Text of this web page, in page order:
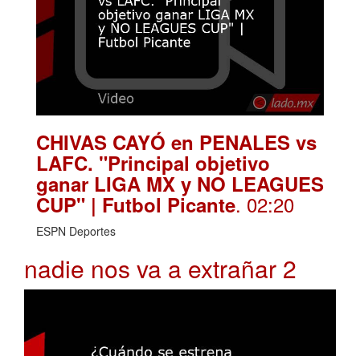
CHIVAS CAYÓ en PENALES vs
LAFC. "Principal objetivo
ganar LIGA MX y NO LEAGUES
CUP" | Futbol Picante. 02:20
ESPN Deportes
nadie nos va a extrañar 2